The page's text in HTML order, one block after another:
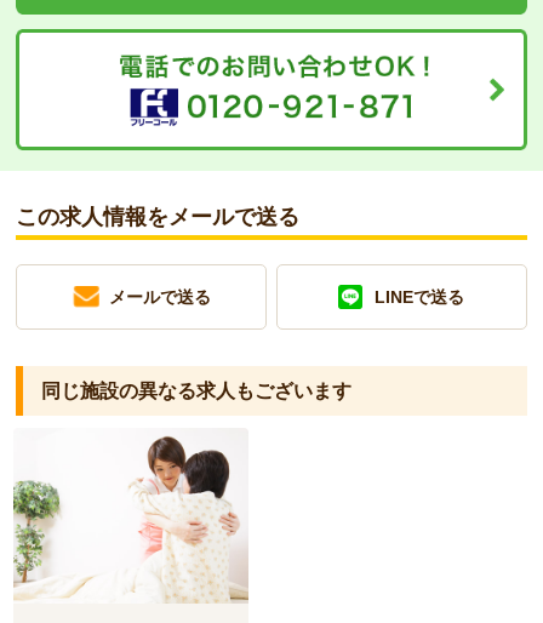
この求人情報をメールで送る
メールで送る LINEで送る
同じ施設の異なる求人もございます